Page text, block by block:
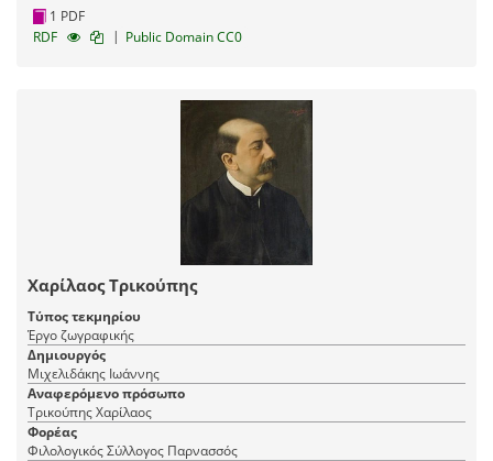
1 PDF
RDF
| Public Domain CC0
Χαρίλαος Τρικούπης
Τύπος τεκμηρίου
Έργο ζωγραφικής
Δημιουργός
Μιχελιδάκης Ιωάννης
Αναφερόμενο πρόσωπο
Τρικούπης Χαρίλαος
Φορέας
Φιλολογικός Σύλλογος Παρνασσός